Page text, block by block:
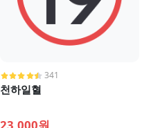
341
천하일혈
23,000원